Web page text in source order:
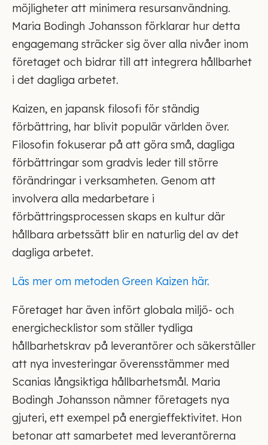
möjligheter att minimera resursanvändning.
Maria Bodingh Johansson förklarar hur detta
engagemang sträcker sig över alla nivåer inom
företaget och bidrar till att integrera hållbarhet
i det dagliga arbetet.
Kaizen, en japansk filosofi för ständig
förbättring, har blivit populär världen över.
Filosofin fokuserar på att göra små, dagliga
förbättringar som gradvis leder till större
förändringar i verksamheten. Genom att
involvera alla medarbetare i
förbättringsprocessen skaps en kultur där
hållbara arbetssätt blir en naturlig del av det
dagliga arbetet.
Läs mer om metoden Green Kaizen här.
Företaget har även infört globala miljö- och
energichecklistor som ställer tydliga
hållbarhetskrav på leverantörer och säkerställer
att nya investeringar överensstämmer med
Scanias långsiktiga hållbarhetsmål. Maria
Bodingh Johansson nämner företagets nya
gjuteri, ett exempel på energieffektivitet. Hon
betonar att samarbetet med leverantörerna